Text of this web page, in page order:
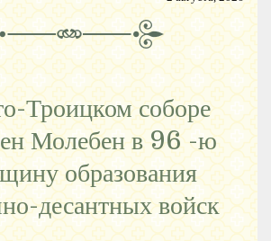
Троицком соборе
Молебен в 96 -ю
образования
десантных войск